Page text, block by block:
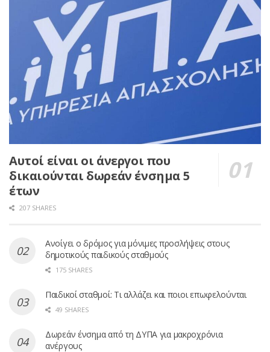
Αυτοί είναι οι άνεργοι που
δικαιούνται δωρεάν ένσημα 5
έτων
207 SHARES
Ανοίγει ο δρόμος για μόνιμες προσλήψεις στους
δημοτικούς παιδικούς σταθμούς
175 SHARES
Παιδικοί σταθμοί: Τι αλλάζει και ποιοι επωφελούνται
49 SHARES
Δωρεάν ένσημα από τη ΔΥΠΑ για μακροχρόνια
ανέργους